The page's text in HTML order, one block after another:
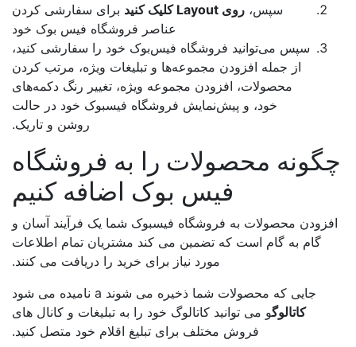
سپس،روی Layout کلیک کنید
برای سفارشی کردن
عناصر فروشگاه فیس بوک خود
سپس می‌توانید فروشگاه فیس‌بوک خود را سفارشی کنید،
از جمله افزودن مجموعه‌ها و تبلیغات ویژه، مرتب کردن
محصولات، افزودن مجموعه ویژه، تغییر رنگ دکمه‌های
خود، و پیش‌نمایش فروشگاه فیسبوک خود در حالت
روشن و تاریک.
محصولات را به فروشگاه
فیس بوک اضافه کنیم
محصولات به فروشگاه فیسبوک شما یک فرآیند آسان و
گام به گام است که تضمین می کند مشتریان تمام اطلاعات
مورد نیاز برای خرید را دریافت می کنند.
جایی که محصولات شما ذخیره می شوند a نامیده می شود
کاتالوگو می توانید کاتالوگ خود را به تبلیغات و کانال های
فروش مختلف برای تبلیغ اقلام خود متصل کنید.